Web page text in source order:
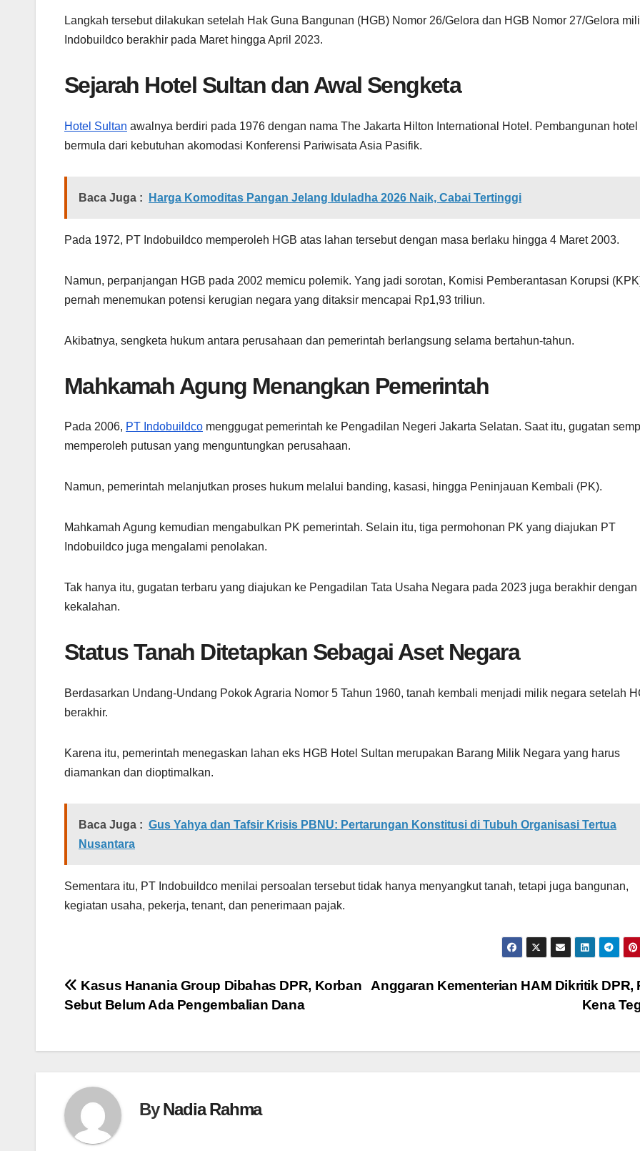
Langkah tersebut dilakukan setelah Hak Guna Bangunan (HGB) Nomor 26/Gelora dan HGB Nomor 27/Gelora
Indobuildco berakhir pada Maret hingga April 2023.
Sejarah Hotel Sultan dan Awal Sengketa
Hotel Sultan awalnya berdiri pada 1976 dengan nama The Jakarta Hilton International Hotel. Pembangunan hotel
bermula dari kebutuhan akomodasi Konferensi Pariwisata Asia Pasifik.
Baca Juga : Harga Komoditas Pangan Jelang Iduladha 2026 Naik, Cabai Tertinggi
Pada 1972, PT Indobuildco memperoleh HGB atas lahan tersebut dengan masa berlaku hingga 4 Maret 2003.
Namun, perpanjangan HGB pada 2002 memicu polemik. Yang jadi sorotan, Komisi Pemberantasan Korupsi
pernah menemukan potensi kerugian negara yang ditaksir mencapai Rp1,93 triliun.
Akibatnya, sengketa hukum antara perusahaan dan pemerintah berlangsung selama bertahun-tahun.
Mahkamah Agung Menangkan Pemerintah
Pada 2006, PT Indobuildco menggugat pemerintah ke Pengadilan Negeri Jakarta Selatan. Saat itu, gugatan
memperoleh putusan yang menguntungkan perusahaan.
Namun, pemerintah melanjutkan proses hukum melalui banding, kasasi, hingga Peninjauan Kembali (PK).
Mahkamah Agung kemudian mengabulkan PK pemerintah. Selain itu, tiga permohonan PK yang diajukan PT
Indobuildco juga mengalami penolakan.
Tak hanya itu, gugatan terbaru yang diajukan ke Pengadilan Tata Usaha Negara pada 2023 juga berakhir dengan
kekalahan.
Status Tanah Ditetapkan Sebagai Aset Negara
Berdasarkan Undang-Undang Pokok Agraria Nomor 5 Tahun 1960, tanah kembali menjadi milik negara setelah
berakhir.
Karena itu, pemerintah menegaskan lahan eks HGB Hotel Sultan merupakan Barang Milik Negara yang harus
diamankan dan dioptimalkan.
Baca Juga : Gus Yahya dan Tafsir Krisis PBNU: Pertarungan Konstitusi di Tubuh Organisasi Tertua
Nusantara
Sementara itu, PT Indobuildco menilai persoalan tersebut tidak hanya menyangkut tanah, tetapi juga bangunan,
kegiatan usaha, pekerja, tenant, dan penerimaan pajak.
Navigasi
Anggaran Kementerian HAM Dikritik DPR,
Kena
Kasus Hanania Group Dibahas DPR, Korban
Sebut Belum Ada Pengembalian Dana
ByNadia Rahma